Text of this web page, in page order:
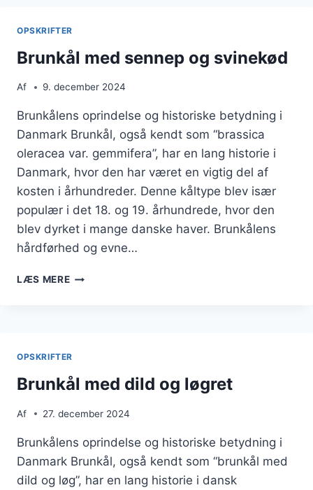
OPSKRIFTER
Brunkål med sennep og svinekød
Af 9. december 2024
Brunkålens oprindelse og historiske betydning i
Danmark Brunkål, også kendt som “brassica
oleracea var. gemmifera”, har en lang historie i
Danmark, hvor den har været en vigtig del af
kosten i århundreder. Denne kåltype blev især
populær i det 18. og 19. århundrede, hvor den
blev dyrket i mange danske haver. Brunkålens
hårdførhed og evne…
LÆS MEREBRUNKÅL
OPSKRIFTER
Brunkål med dild og løgret
Af 27. december 2024
Brunkålens oprindelse og historiske betydning i
Danmark Brunkål, også kendt som “brunkål med
dild og løg”, har en lang historie i dansk